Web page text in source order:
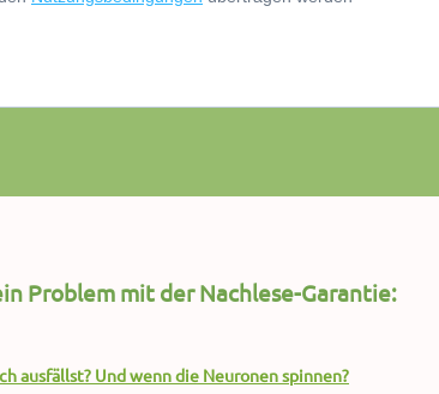
Problem mit der Nachlese-Garantie:
ausfällst? Und wenn die Neuronen spinnen?